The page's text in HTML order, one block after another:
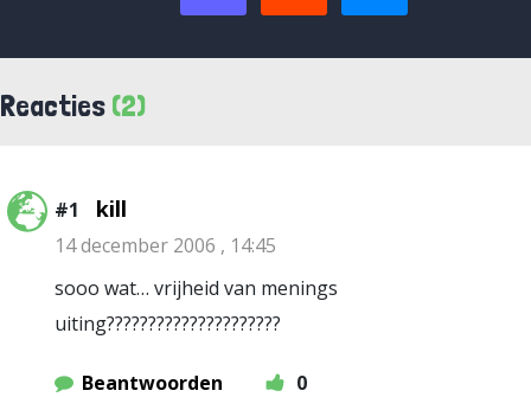
Reacties (2)
#1 kill
14 december 2006 , 14:45
sooo wat… vrijheid van menings
uiting?????????????????????
Beantwoorden
0